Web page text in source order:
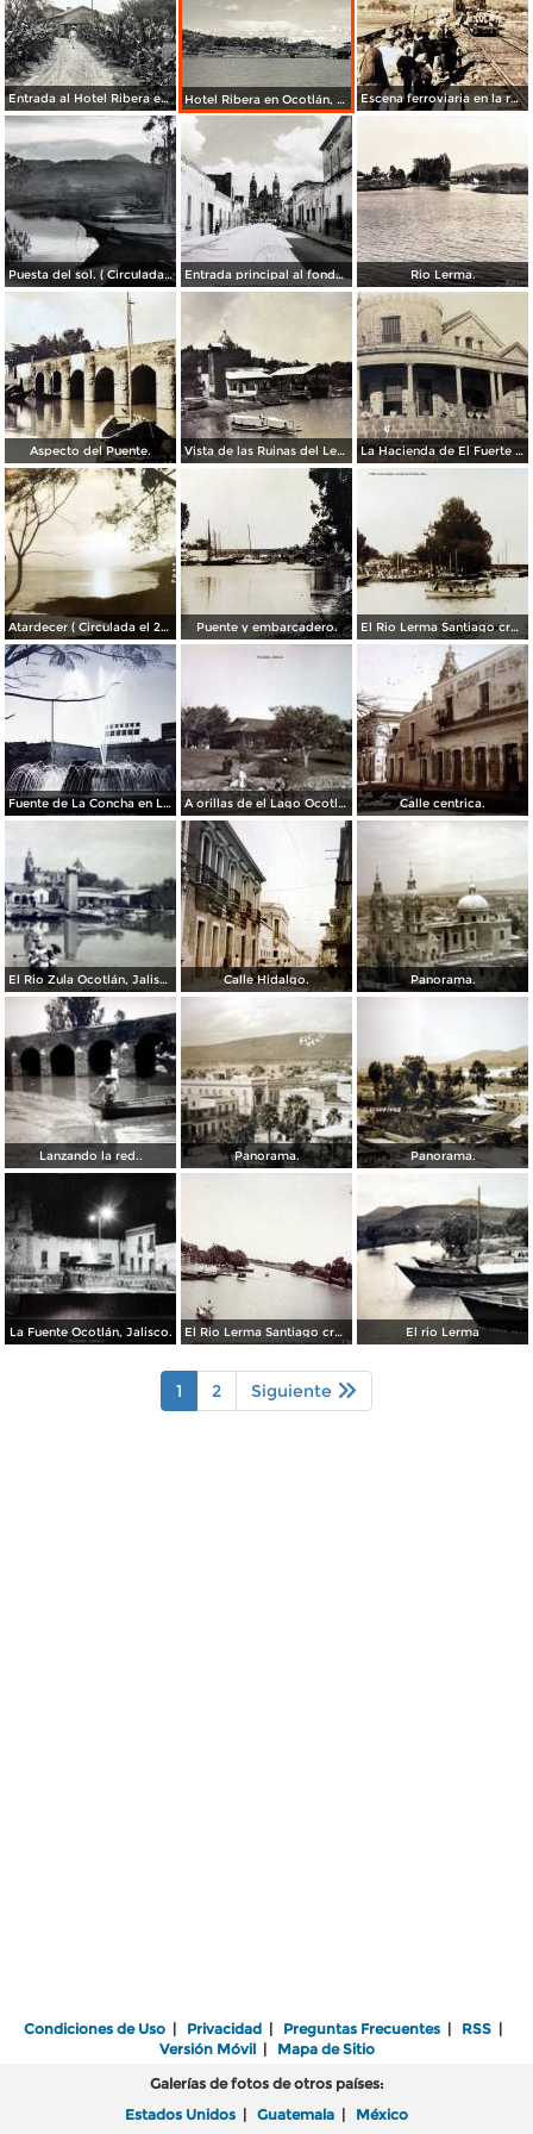
Entrada al Hotel Ribera en Ocotlán, Jalisco. Hotel Ribera en Ocotlán, Jalisco. Escena ferroviaria en la ruta Guadalajara Ocotlán, Jalisco
Puesta del sol. ( Circulada el 26 de Junio de 1941 ). Entrada principal al fondo la parroquia Ocotlán, Jalisco ( Circulada el 10 de Febrero de 1964 ). Rio Lerma.
Aspecto del Puente. Vista de las Ruinas del Lermal La Hacienda de El Fuerte Ocotlán, Jalisco ( Circulada el 22 de Septiembre de 1924 ).
Atardecer ( Circulada el 23 de Diciembre de 1939 ). Puente y embarcadero. El Rio Lerma Santiago cruzando por Ocotlán, Jalisco ( Circulada el 22 de Septiembre de 1924 ).
Fuente de La Concha en La Plaza Ninos Heroes Ocotlán, Jalisco. A orillas de el Lago Ocotlán, Jalisco. Calle centrica.
El Rio Zula Ocotlán, Jalisco. Calle Hidalgo. Panorama.
Lanzando la red.. Panorama. Panorama.
La Fuente Ocotlán, Jalisco. El Rio Lerma Santiago cruzando por Ocotlan Jalisco ( Circulada el 20 deAgosto de 1909 ). El rio Lerma
1 2 Siguiente
Condiciones de Uso | Privacidad | Preguntas Frecuentes | RSS |
Versión Móvil| Mapa de Sitio
Galerías de fotos de otros países:
Estados Unidos | Guatemala | México